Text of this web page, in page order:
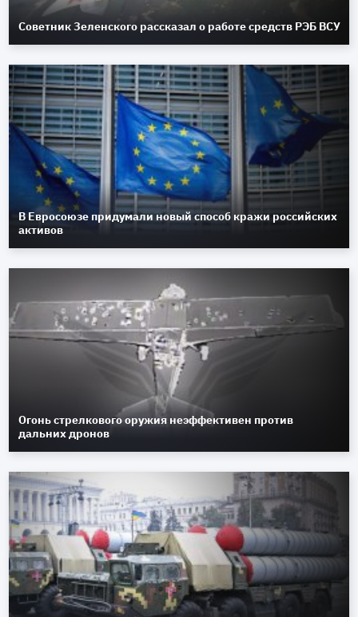
Советник Зеленского рассказал о работе средств РЭБ ВСУ
В Евросоюзе придумали новый способ кражи российских
активов
Огонь стрелкового оружия неэффективен против
дальних дронов